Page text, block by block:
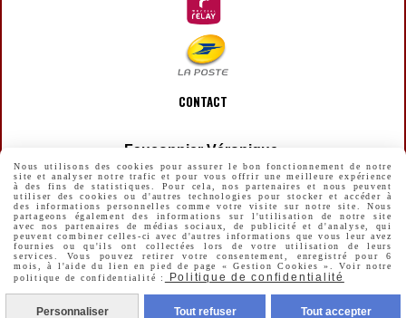
CONTACT
Fauconnier Véronique
 [email protected]
MENTIONS LÉGALES CONDITIONS GÉNÉRALES DE VENTE
POLITIQUE DE CONFIDENTIALITÉ GESTION COOKIES
MON COMPTE
CRÉER UN SITE INTERNET
Nous utilisons des cookies pour assurer le bon fonctionnement de notre
site et analyser notre trafic et pour vous offrir une meilleure expérience
à des fins de statistiques. Pour cela, nos partenaires et nous peuvent
utiliser des cookies ou d'autres technologies pour stocker et accéder à
des informations personnelles comme votre visite sur notre site. Nous
partageons également des informations sur l'utilisation de notre site
avec nos partenaires de médias sociaux, de publicité et d'analyse, qui
peuvent combiner celles-ci avec d'autres informations que vous leur avez
fournies ou qu'ils ont collectées lors de votre utilisation de leurs
services. Vous pouvez retirer votre consentement, enregistré pour 6
mois, à l'aide du lien en pied de page « Gestion Cookies ». Voir notre
politique de confidentialité :
Politique de confidentialité
Personnaliser Tout refuser Tout accepter